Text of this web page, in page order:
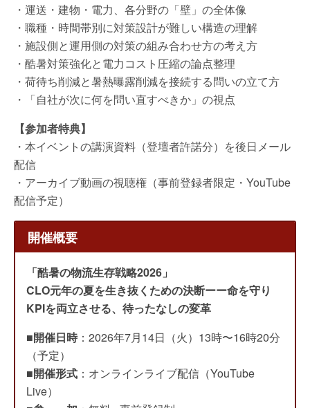
・運送・建物・電力、各分野の「壁」の全体像
・職種・時間帯別に対策設計が難しい構造の理解
・施設側と運用側の対策の組み合わせ方の考え方
・酷暑対策強化と電力コスト圧縮の論点整理
・荷待ち削減と暑熱曝露削減を接続する問いの立て方
・「自社が次に何を問い直すべきか」の視点
【参加者特典】
・本イベントの講演資料（登壇者許諾分）を後日メール
配信
・アーカイブ動画の視聴権（事前登録者限定・YouTube
配信予定）
開催概要
「酷暑の物流生存戦略2026」
CLO元年の夏を生き抜くための決断ーー命を守り
KPIを両立させる、待ったなしの変革
■開催日時：2026年7月14日（火）13時〜16時20分
（予定）
■開催形式 ：オンラインライブ配信（YouTube
Live）